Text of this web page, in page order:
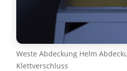
Weste Abdeckung Helm
Klettverschluss